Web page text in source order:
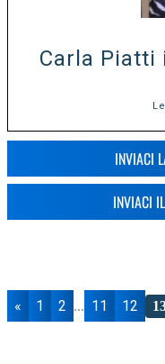
Carla Piatti
INVIACI
INVIACI
« 1 2 ... 11 12